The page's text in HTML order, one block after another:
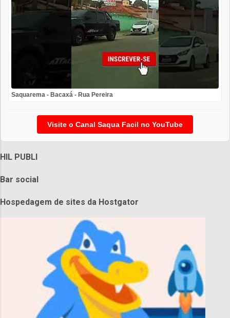
Saquarema - Bacaxá - Rua Pereira
Visite o Canal Saqua Facil no YouTube
HIL PUBLI
Bar social
Hospedagem de sites da Hostgator